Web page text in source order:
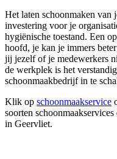
Het laten schoonmaken van
investering voor je
hygiënische toestand. Een
hoofd, je kan je immers
jij jezelf of je medewerkers
de werkplek is het
schoonmaakbedrijf in te
Klik op schoonmaakservice
soorten
in Geervliet.